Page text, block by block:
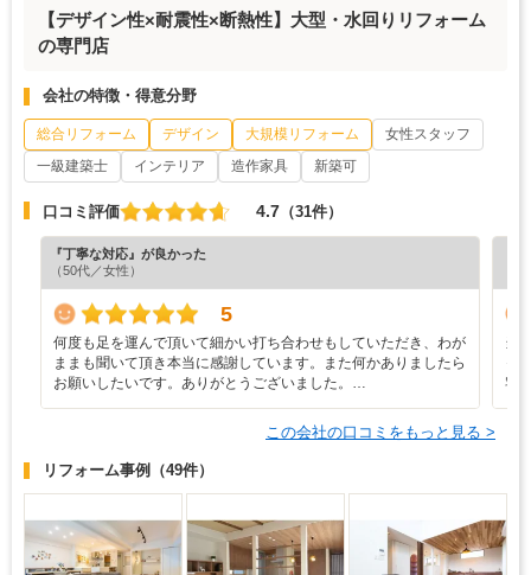
【デザイン性×耐震性×断熱性】大型・水回りリフォーム
の専門店
会社の特徴・得意分野
総合リフォーム デザイン 大規模リフォーム
女性スタッフ
一級建築士
インテリア 造作家具 新築可
口コミ評価 4.7 （31件）
『丁寧な対応』が良かった
（50代／女性）
5
何度も足を運んで頂いて細かい打ち合わせもしていただき、わが
ままも聞いて頂き本当に感謝しています。また何かありましたら
お願いしたいです。ありがとうございました。…
当
宅
この会社の口コミをもっと見る >
リフォーム事例 （49件）